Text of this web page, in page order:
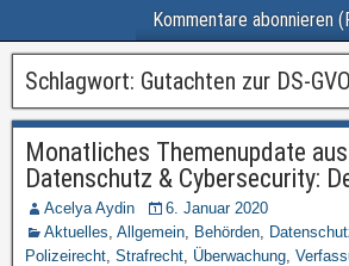
Kommentare abonnieren
Schlagwort: Gutachten zur DS-GVO
Monatliches Themenupdate
Datenschutz & Cybersecurity:
Acelya Aydin
6. Januar 2020
Aktuelles, Allgemein, Behörden,
Polizeirecht, Strafrecht, Überwachung,